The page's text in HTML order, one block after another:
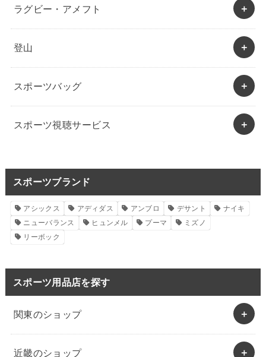
ラグビー・アメフト
登山
スポーツバッグ
スポーツ視聴サービス
スポーツブランド
アシックス アディダス アンブロ デサント
ナイキ
ニューバランス
ヒュンメル プーマ
ミズノ
リーボック
スポーツ用品店を探す
関東のショップ
近畿のショップ